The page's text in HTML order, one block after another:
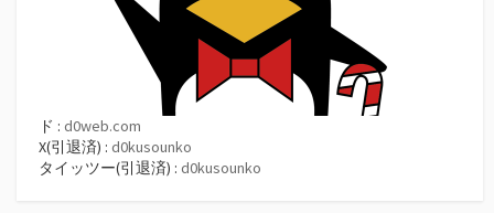
ド : d0web.com
X(引退済) : d0kusounko
タイッツー(引退済) : d0kusounko